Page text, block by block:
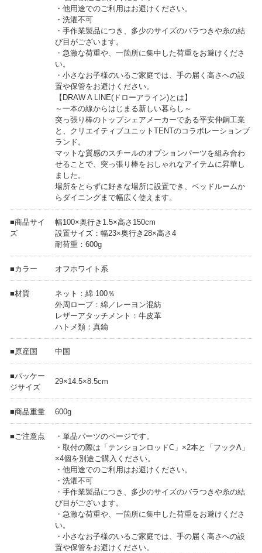
・他用途でのご利用はお避けください。
・洗濯不可
・手作業製品につき、多少のサイズのバラつきや糸の結
び目がございます。
・急激な荷重や、一箇所に集中した荷重をお避けくださ
い。
・小さなお子様のいるご家庭では、手の届く高さへの設
置や保管をお避けください。
【DRAW A LINE(ドローアライン)とは】
～一本の線からはじまる新しい暮らし～
突っ張り棒のトップシェアメーカーである平安伸銅工業
と、クリエイティブユニットTENTのコラボレーションブ
ランド。
マットな質感のスチールのオプションパーツを組み合わ
せることで、突っ張り棒をおしゃれなアイテムに昇華し
ました。
場所をとらずに好きな場所に設置でき、ベッドルームか
らダイニングまで幅広く使えます。
■商品サイ
ズ
幅100×奥行き1.5×高さ150cm
設置サイズ：幅23×奥行き28×高さ4
耐荷重：600g
■カラー オフホワイト系
■材質
ネット：綿 100％
外周ロープ：綿／レーヨン混紡
レザーアタッチメント：牛皮革
ハトメ類：真鍮
■原産国 中国
■パッケー
ジサイズ
29×14.5×8.5cm
■商品重量 600g
■ご注意点
・単品パーツのページです。
・取付の際は「テンションロッドC」×2本と「フックA」
×4個を別途ご購入ください。
・他用途でのご利用はお避けください。
・洗濯不可
・手作業製品につき、多少のサイズのバラつきや糸の結
び目がございます。
・急激な荷重や、一箇所に集中した荷重をお避けくださ
い。
・小さなお子様のいるご家庭では、手の届く高さへの設
置や保管をお避けください。